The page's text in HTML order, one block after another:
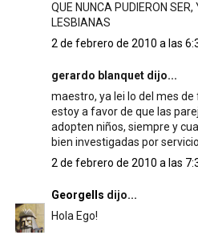
QUE NUNCA PUDIERON
LESBIANAS
2 de febrero de 2010 a las
gerardo blanquet dijo...
maestro, ya lei lo del mes
estoy a favor de que las
adopten niños, siempre y
bien investigadas por
2 de febrero de 2010 a las
Georgells dijo...
Hola Ego!